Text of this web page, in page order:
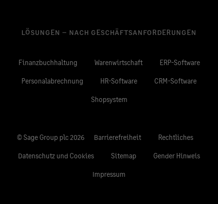
LÖSUNGEN – NACH GESCHÄFTSANFORDERUNGEN
Finanzbuchhaltung Warenwirtschaft ERP-Software
Personalabrechnung HR-Software CRM-Software
Shopsystem
© Sage Group plc 2026 Barrierefreiheit Rechtliches
Datenschutz und Cookies Sitemap Gender Hinweis
Impressum